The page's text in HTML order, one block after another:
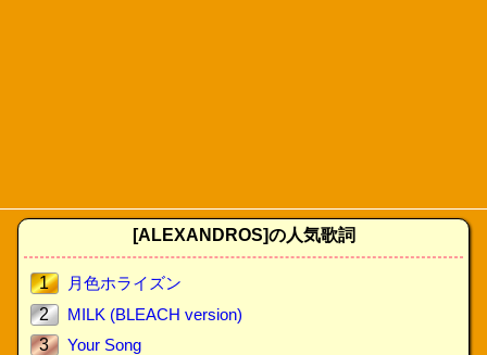
[ALEXANDROS]の人気歌詞
1
月色ホライズン
2
MILK (BLEACH version)
3
Your Song